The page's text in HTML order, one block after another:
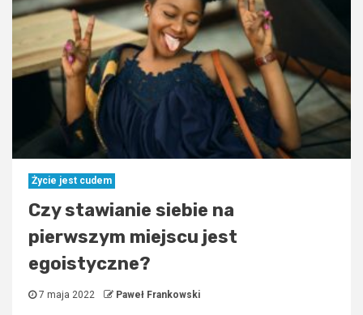
Życie jest cudem
Czy stawianie siebie na
pierwszym miejscu jest
egoistyczne?
7 maja 2022 Paweł Frankowski